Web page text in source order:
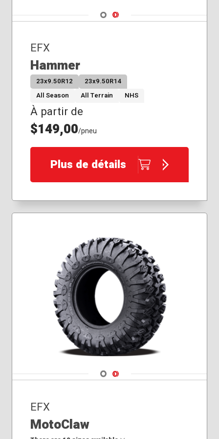
Navigate 1
Navigate 2
EFX
Hammer
23x9.50R12
23x9.50R14
All Season
All Terrain NHS
À partir de
$149,00/pneu
Plus de détails
Navigate 1
Navigate 2
EFX
MotoClaw